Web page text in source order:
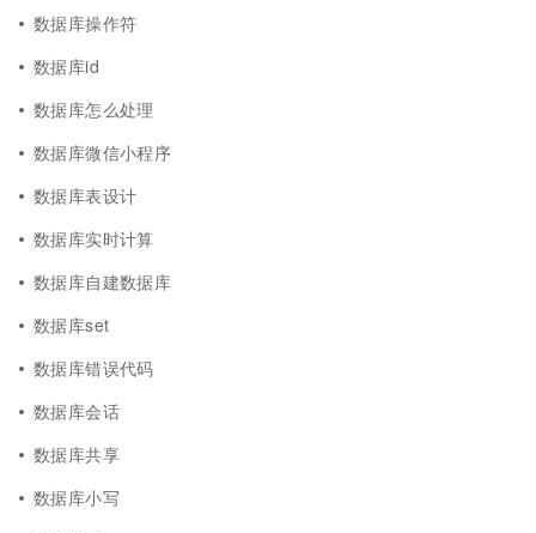
数据库操作符
数据库id
数据库怎么处理
数据库微信小程序
数据库表设计
数据库实时计算
数据库自建数据库
数据库set
数据库错误代码
数据库会话
数据库共享
数据库小写